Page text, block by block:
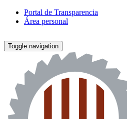
Portal de Transparencia
Área personal
Toggle navigation